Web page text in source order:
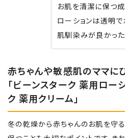
お肌を清潔に保つ成
ローションは透明で
肌馴染みが良かっ
赤ちゃんや敏感肌のママに
「ビーンスターク 薬用ロー
ク 薬用クリーム」
冬の乾燥から赤ちゃんのお肌を守